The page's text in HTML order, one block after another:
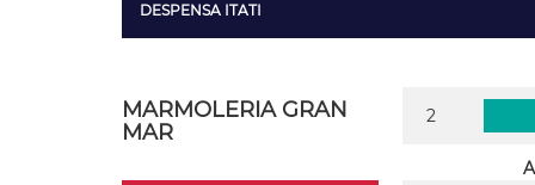
DESPENSA ITATI
MARMOLERIA GRAN
MAR
2